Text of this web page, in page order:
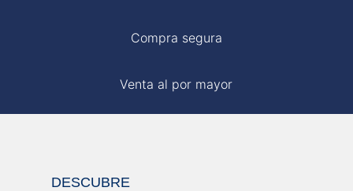
Compra segura
Venta al por mayor
DESCUBRE